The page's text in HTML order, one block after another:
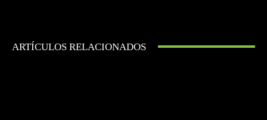
ARTÍCULOS RELACIONADOS